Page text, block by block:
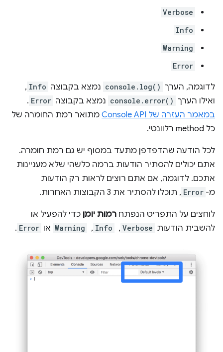
Verbose
Info
Warning
Error
לדוגמה, הערך console.log() נמצא בקבוצה Info
,
ואילו הערך console.error() נמצא בקבוצה Error
.
במאמר העזרה של Console API
מתואר רמת החומרה של
כל method רלוונטי.
לכל הודעה שהדפדפן מתעד במסוף יש גם רמת חומרה.
אתם יכולים להסתיר הודעות ברמה כלשהי שלא מעניינות
אתכם. לדוגמה, אם אתם רוצים לראות רק הודעות
מ- Error , תוכלו להסתיר את 3 הקבוצות האחרות.
לוחצים על התפריט הנפתח רמות יומן כדי להפעיל או
להשבית הודעות Verbose
, ‏
Info
, ‏
Warning או Error
.